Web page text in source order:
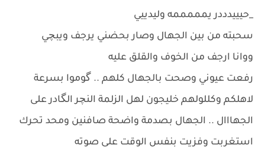
_حيييدددر يمممممه وليدييي
سحبته من بين الجهال وصار بحضني يرجف ويبچي
ووانا ارجف من الخوف والقلق عليه
رفعت عيوني وصحت بالجهال كلهم .. گوموا بسرعة
لاهلكم وكللولهم خليجون لهل الزلمة النچر الگادر على
الجهااال .. الجهال بصدمة واضحة صافنين ومحد تحرك
استغربت وفزيت بنفس الوقت على صوته